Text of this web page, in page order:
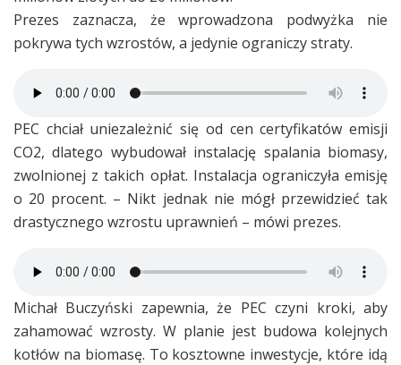
Prezes zaznacza, że wprowadzona podwyżka nie
pokrywa tych wzrostów, a jedynie ograniczy straty.
PEC chciał uniezależnić się od cen certyfikatów emisji
CO2, dlatego wybudował instalację spalania biomasy,
zwolnionej z takich opłat. Instalacja ograniczyła emisję
o 20 procent. – Nikt jednak nie mógł przewidzieć tak
drastycznego wzrostu uprawnień – mówi prezes.
Michał Buczyński zapewnia, że PEC czyni kroki, aby
zahamować wzrosty. W planie jest budowa kolejnych
kotłów na biomasę. To kosztowne inwestycje, które idą